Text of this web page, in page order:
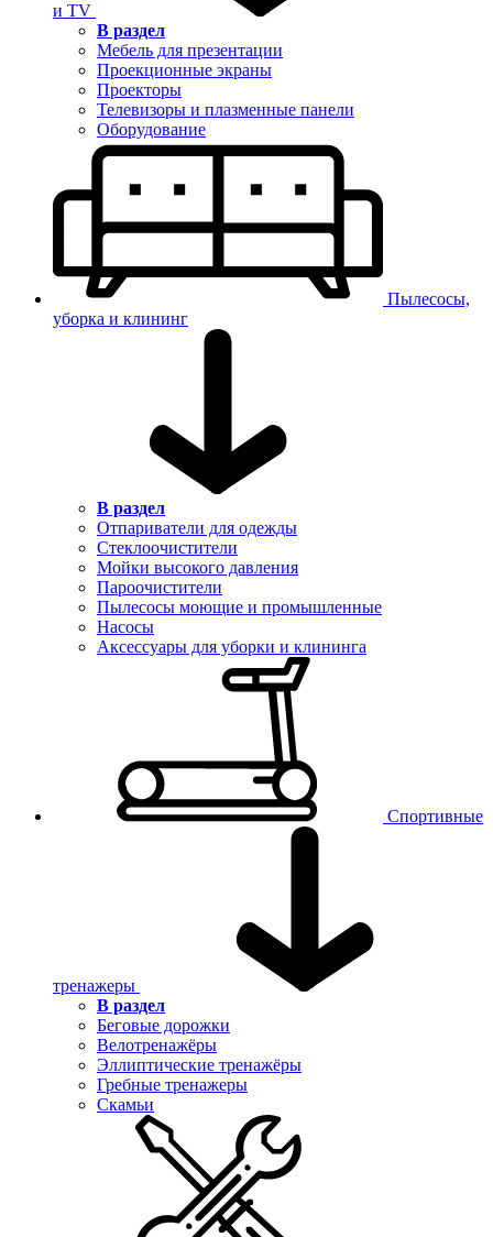
и TV
В раздел
Мебель для презентации
Проекционные экраны
Проекторы
Телевизоры и плазменные панели
Оборудование
Пылесосы,
уборка и клининг
В раздел
Отпариватели для одежды
Стеклоочистители
Мойки высокого давления
Пароочистители
Пылесосы моющие и промышленные
Насосы
Аксессуары для уборки и клининга
Спортивные
тренажеры
В раздел
Беговые дорожки
Велотренажёры
Эллиптические тренажёры
Гребные тренажеры
Скамьи